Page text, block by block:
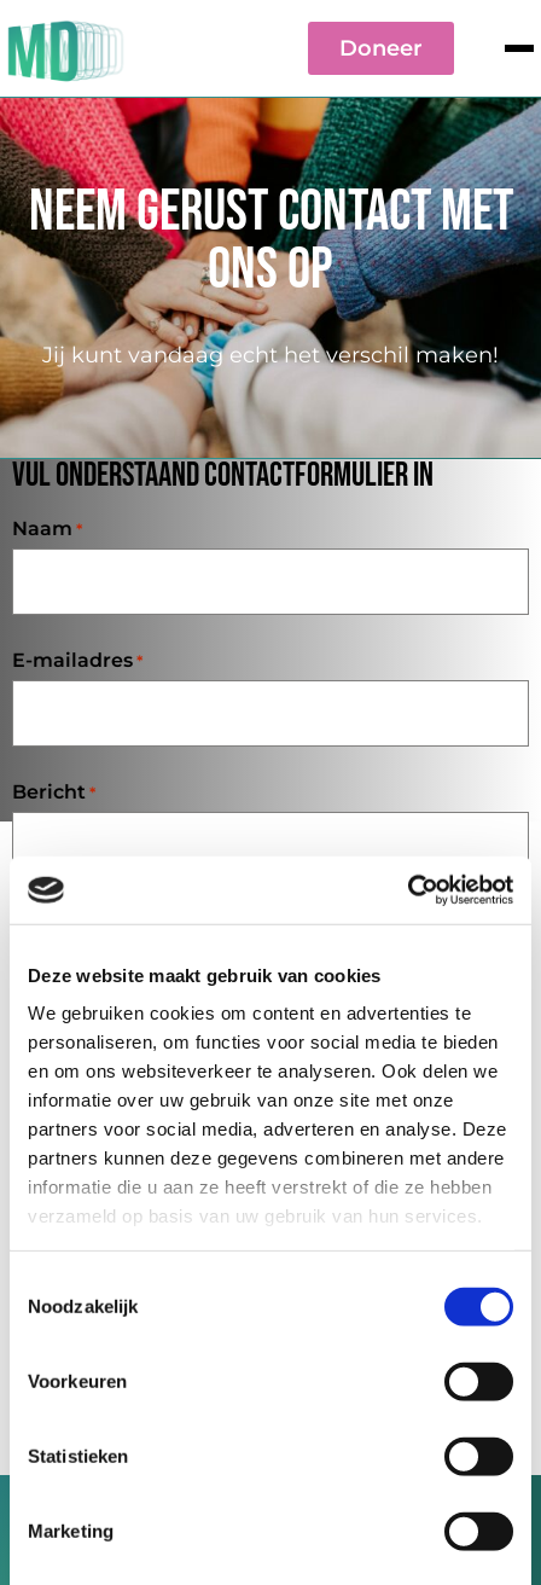
Deze website maakt gebruik van cookies
We gebruiken cookies om content en advertenties te
personaliseren, om functies voor social media te bieden
en om ons websiteverkeer te analyseren. Ook delen we
informatie over uw gebruik van onze site met onze
partners voor social media, adverteren en analyse. Deze
partners kunnen deze gegevens combineren met andere
informatie die u aan ze heeft verstrekt of die ze hebben
verzameld op basis van uw gebruik van hun services.
Noodzakelijk
Voorkeuren
Statistieken
Marketing
Doneer
Neem gerust contact met
ons op
Jij kunt vandaag echt het verschil maken!
Vul onderstaand contactformulier in
Naam *
E-mailadres *
Bericht *
This site is protected by reCAPTCHA and the Google
Privacy Policy
andTerms of Serviceapply.
Postadres:
Grasweg 6A
RSIN nummer: 859819851
IBAN: NL63 ABNA 0 525 003 002
Samen maken we dit de laatste